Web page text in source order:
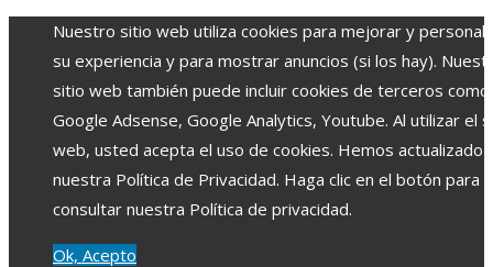
Nuestro sitio web utiliza cookies para mejorar y
su experiencia y para mostrar anuncios (si los hay).
sitio web también puede incluir cookies de terceros como
Google Adsense, Google Analytics, Youtube. Al utilizar el
web, usted acepta el uso de cookies. Hemos actualizado
nuestra Política de Privacidad. Haga clic en el botón para
consultar nuestra Política de privacidad.
Ok, Acepto